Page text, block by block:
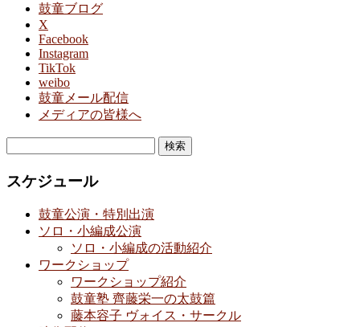
鼓童ブログ
X
Facebook
Instagram
TikTok
weibo
鼓童メール配信
メディアの皆様へ
スケジュール
鼓童公演・特別出演
ソロ・小編成公演
ソロ・小編成の活動紹介
ワークショップ
ワークショップ紹介
鼓童塾 齊藤栄一の太鼓篇
藤本容子 ヴォイス・サークル